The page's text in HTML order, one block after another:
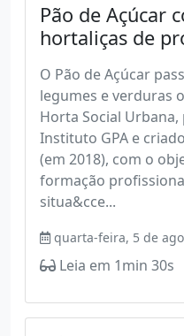
Pão de Açúcar
hortaliças de
O Pão de Açúcar
legumes e verduras
Horta Social
Instituto GPA e
(em 2018), com o
formação
situa&cce...
quarta-feira, 5 de
Leia em 1min 30s